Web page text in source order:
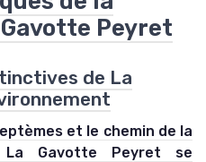
Peyret
de La
et le chemin de la
La Gavotte Peyret se